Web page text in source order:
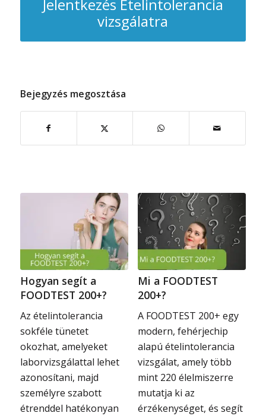
Jelentkezés Ételintolerancia
vizsgálatra
Bejegyzés megosztása
Hogyan segít a
FOODTEST 200+?
Az ételintolerancia
sokféle tünetet
okozhat, amelyeket
laborvizsgálattal lehet
azonosítani, majd
személyre szabott
étrenddel hatékonyan
Mi a FOODTEST
200+?
A FOODTEST 200+ egy
modern, fehérjechip
alapú ételintolerancia
vizsgálat, amely több
mint 220 élelmiszerre
mutatja ki az
érzékenységet, és segít